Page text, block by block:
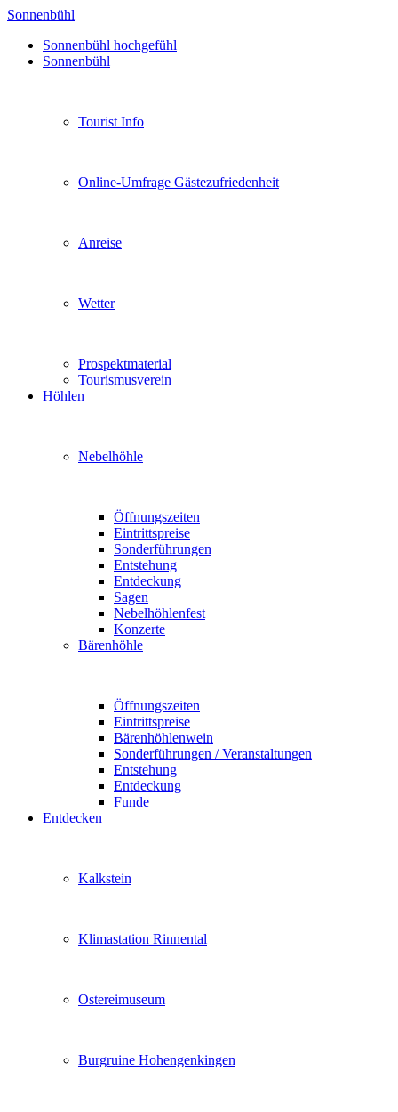
Sonnenbühl
Sonnenbühl hochgefühl
Sonnenbühl
Tourist Info
Online-Umfrage Gästezufriedenheit
Anreise
Wetter
Prospektmaterial
Tourismusverein
Höhlen
Nebelhöhle
Öffnungszeiten
Eintrittspreise
Sonderführungen
Entstehung
Entdeckung
Sagen
Nebelhöhlenfest
Konzerte
Bärenhöhle
Öffnungszeiten
Eintrittspreise
Bärenhöhlenwein
Sonderführungen / Veranstaltungen
Entstehung
Entdeckung
Funde
Entdecken
Kalkstein
Klimastation Rinnental
Ostereimuseum
Burgruine Hohengenkingen